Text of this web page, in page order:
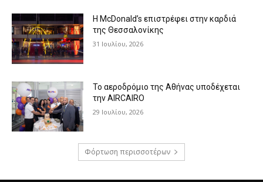
Η McDonald’s επιστρέφει στην καρδιά
της Θεσσαλονίκης
31 Ιουλίου, 2026
Το αεροδρόμιο της Αθήνας υποδέχεται
την AIRCAIRO
29 Ιουλίου, 2026
Φόρτωση περισσοτέρων